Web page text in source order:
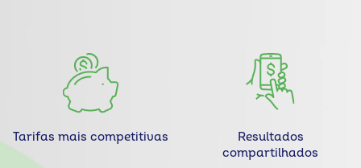
Tarifas mais competitivas
Resultados
compartilhados